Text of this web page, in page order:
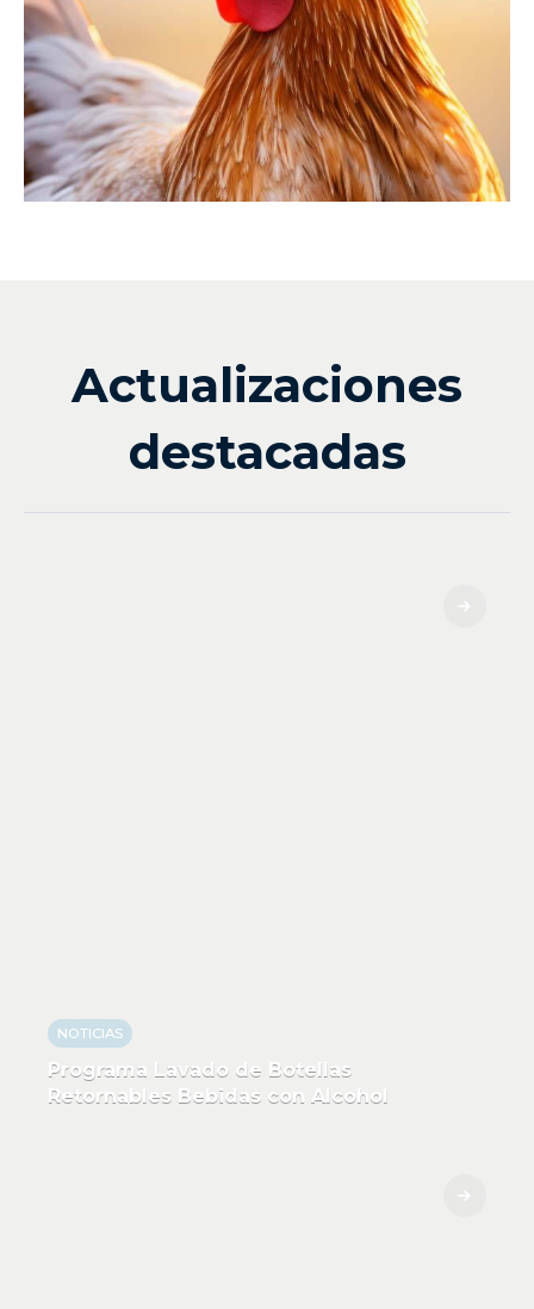
Actualizaciones
destacadas
NOTICIAS
Programa Lavado de Botellas
Retornables Bebidas con Alcohol